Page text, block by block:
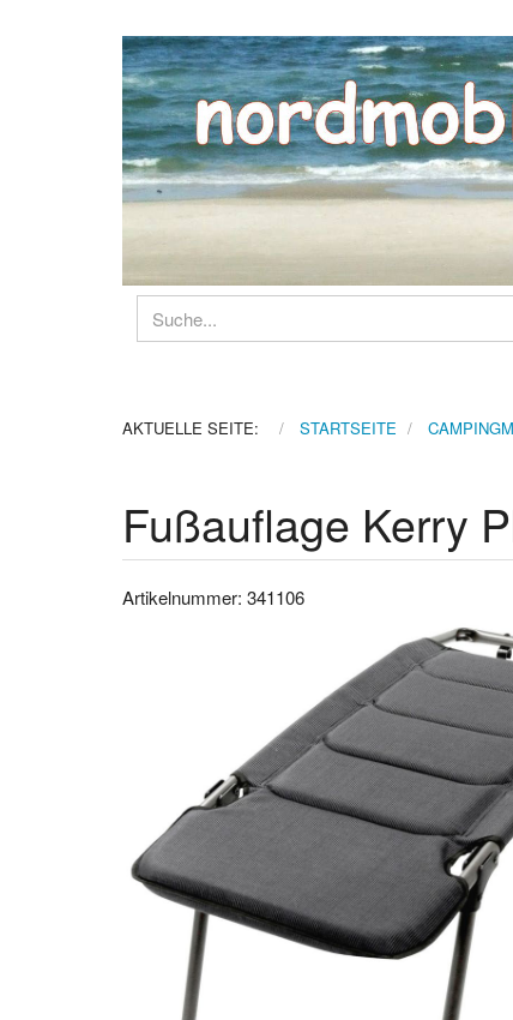
AKTUELLE SEITE: STARTSEITE
Fußauflage Kerry
Artikelnummer: 341106